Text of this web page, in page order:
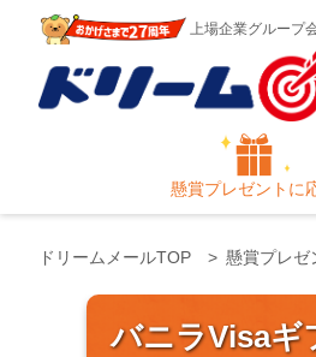
上場企業グループ
懸賞プレゼントに
ドリームメールTOP 懸賞プレゼ
バニラVisaギ